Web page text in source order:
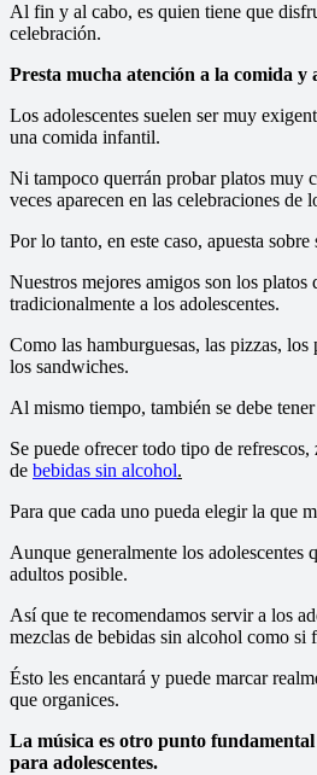
Al fin y al cabo, es quien tiene que
celebración.
Presta mucha atención a la comida y
Los adolescentes suelen ser muy
una comida infantil.
Ni tampoco querrán probar platos muy
veces aparecen en las celebraciones de
Por lo tanto, en este caso, apuesta
Nuestros mejores amigos son los platos
tradicionalmente a los adolescentes.
Como las hamburguesas, las pizzas, los
los sandwiches.
Al mismo tiempo, también se debe
Se puede ofrecer todo tipo de
de bebidas sin alcohol.
Para que cada uno pueda elegir la que
Aunque generalmente los adolescentes
adultos posible.
Así que te recomendamos servir a los
mezclas de bebidas sin alcohol como si
Ésto les encantará y puede marcar
que organices.
La música es otro punto
para adolescentes.